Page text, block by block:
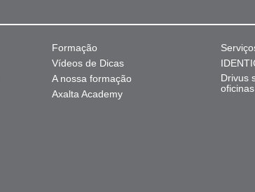
Formação
Vídeos de Dicas
A nossa formação
Axalta Academy
Drivus
oficinas